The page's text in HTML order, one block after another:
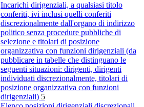
Incarichi dirigenziali, a qualsiasi titolo
conferiti, ivi inclusi quelli conferiti
discrezionalmente dall'organo di indirizzo
politico senza procedure pubbliche di
selezione e titolari di posizione
organizzativa con funzioni dirigenziali (da
pubblicare in tabelle che distinguano le
seguenti situazioni: dirigenti, dirigenti
individuati discrezionalmente, titolari di
posizione organizzativa con funzioni
dirigenziali) 5